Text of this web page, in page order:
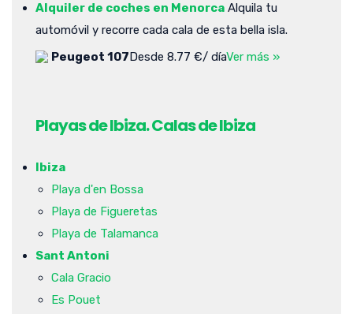
Alquiler de coches en Menorca Alquila tu
automóvil y recorre cada cala de esta bella isla.
Peugeot 107 Desde 8.77 €/ díaVer más »
Playas de Ibiza. Calas de Ibiza
Ibiza
Playa d'en Bossa
Playa de Figueretas
Playa de Talamanca
Sant Antoni
Cala Gracio
Es Pouet